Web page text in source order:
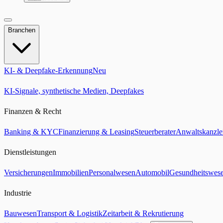
Branchen
KI- & Deepfake-ErkennungNeu
KI-Signale, synthetische Medien, Deepfakes
Finanzen & Recht
Banking & KYCFinanzierung & LeasingSteuerberater
Dienstleistungen
VersicherungenImmobilienPersonalwesenAutomobil
Industrie
BauwesenTransport & LogistikZeitarbeit & Rekrutierung